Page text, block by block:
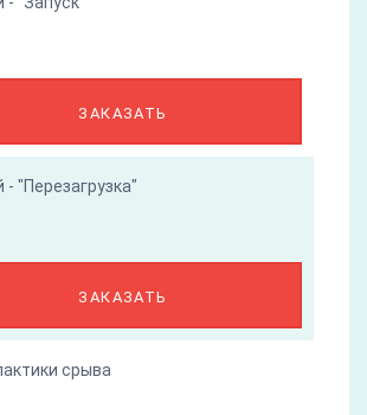
ЗАКАЗАТЬ
- "Перезагрузка"
ЗАКАЗАТЬ
срыва